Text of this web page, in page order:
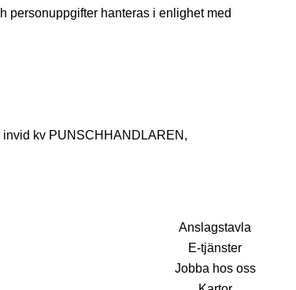
personuppgifter hanteras i enlighet med
kv PUNSCHHANDLAREN,
Anslagstavla
E-tjänster
Jobba hos oss